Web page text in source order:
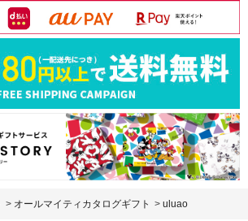
> オールマイティカタログギフト > uluao